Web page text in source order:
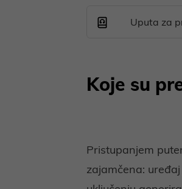
Uputa za
Koje su
Pristupanjem
zajamčena: